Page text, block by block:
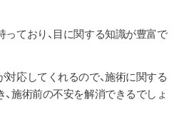
ており、目に関する知識が豊富で
応してくれるので、施術に関する
施術前の不安を解消できるでしょ